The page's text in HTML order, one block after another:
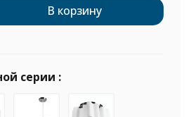
В корзину
серии :